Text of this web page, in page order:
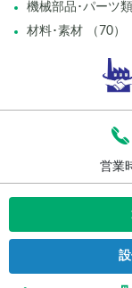
営業
機械部品･パーツ
材料･素材 （70）